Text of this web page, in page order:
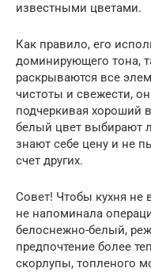
известными цветами.
Как правило, его
доминирующего тона,
раскрываются все
чистоты и свежести,
подчеркивая хороший
белый цвет выбирают
знают себе цену и не
счет других.
Совет! Чтобы кухня не
не напоминала
белоснежно-белый,
предпочтение более
скорлупы, топленого